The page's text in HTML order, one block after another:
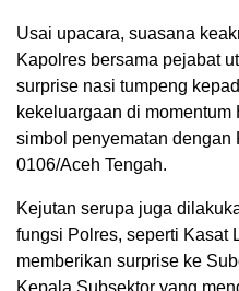
Usai upacara, suasana
Kapolres bersama pejabat
surprise nasi tumpeng
kekeluargaan di momentum
simbol penyematan
0106/Aceh Tengah.
Kejutan serupa juga
fungsi Polres, seperti Kasat
memberikan surprise ke
Kepala Subsektor yang